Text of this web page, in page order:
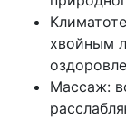
хвойным
Массаж: